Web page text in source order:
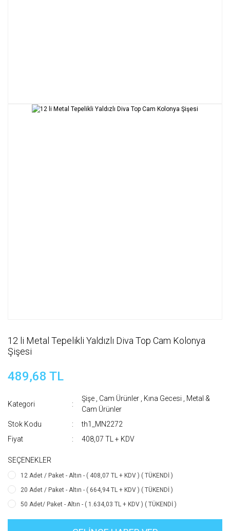
12 li Metal Tepelikli Yaldızlı Diva Top Cam Kolonya
Şişesi
489,68 TL
Kategori
Şişe , Cam Ürünler Kına Gecesi
Metal &
Cam Ürünler
Stok Kodu
th1_MN2272
Fiyat
408,07 TL + KDV
SEÇENEKLER
12 Adet / Paket - Altın - ( 408,07 TL + KDV ) ( TÜKENDİ )
20 Adet / Paket - Altın - ( 664,94 TL + KDV ) ( TÜKENDİ )
50 Adet/ Paket - Altın - ( 1.634,03 TL + KDV ) ( TÜKENDİ )